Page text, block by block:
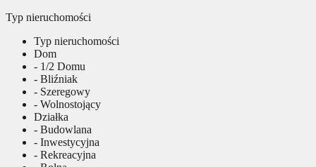
Typ nieruchomości
Typ nieruchomości
Dom
- 1/2 Domu
- Bliźniak
- Szeregowy
- Wolnostojący
Działka
- Budowlana
- Inwestycyjna
- Rekreacyjna